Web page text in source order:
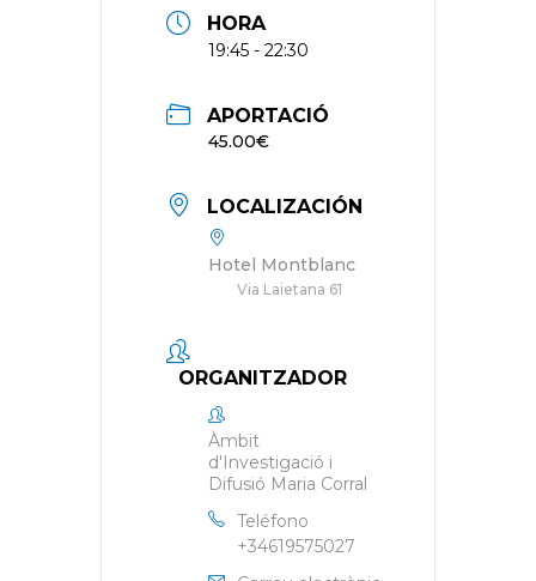
HORA
19:45 - 22:30
APORTACIÓ
45.00€
LOCALIZACIÓN
Hotel Montblanc
Via Laietana 61
ORGANITZADOR
Àmbit
d'Investigació i
Difusió Maria Corral
Teléfono
+34619575027